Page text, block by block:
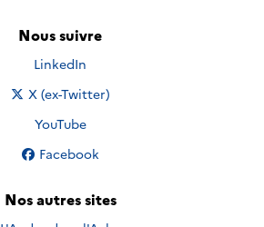
Nous suivre
Nous suivre sur
LinkedIn
Nous suivre sur
X (ex-Twitter)
Nous suivre sur
YouTube
Nous suivre sur
Facebook
Nos autres sites